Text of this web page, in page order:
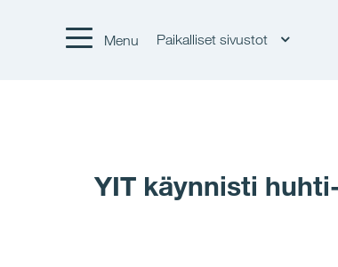
Menu Paikalliset sivustot
YIT käynnisti